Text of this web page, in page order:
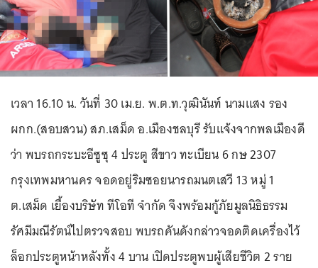
เวลา 16.10 น. วันที่ 30 เม.ย. พ.ต.ท.วุฒินันท์ นามแสง รอง
ผกก.(สอบสวน) สภ.เสม็ด อ.เมืองชลบุรี รับแจ้งจากพลเมืองดี
ว่า พบรถกระบะอีซูซุ 4 ประตู สีขาว ทะเบียน 6 กษ 2307
กรุงเทพมหานคร จอดอยู่ริมซอยนารถมนตเสวี 13 หมู่ 1
ต.เสม็ด เยื้องบริษัท ทีโอที จำกัด จึงพร้อมกู้ภัยมูลนิธิธรรม
รัศมีมณีรัตน์ไปตรวจสอบ พบรถคันดังกล่าวจอดติดเครื่องไว้
ล็อกประตูหน้าหลังทั้ง 4 บาน เปิดประตูพบผู้เสียชีวิต 2 ราย